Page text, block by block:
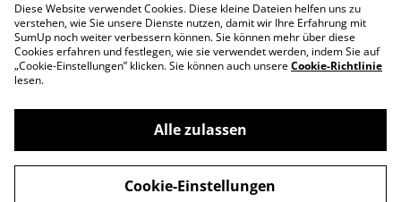
ngen von SumUp
Impressum
©2026Froschkönig
powered by
Diese Website verwendet Cookies. Diese kleine Dateien helfen uns zu
verstehen, wie Sie unsere Dienste nutzen, damit wir Ihre Erfahrung mit
SumUp noch weiter verbessern können. Sie können mehr über diese
Cookies erfahren und festlegen, wie sie verwendet werden, indem Sie auf
„Cookie-Einstellungen” klicken. Sie können auch unsereCookie-Richtlinie
lesen.
Alle zulassen
Cookie-Einstellungen